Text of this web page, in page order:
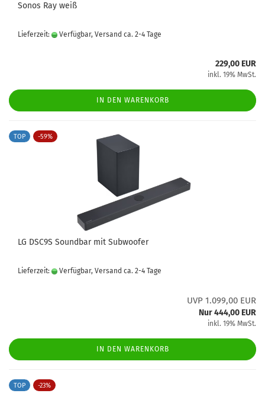
Sonos Ray weiß
Lieferzeit: Verfügbar, Versand ca. 2-4 Tage
229,00 EUR
inkl. 19% MwSt.
IN DEN WARENKORB
TOP -59%
LG DSC9S Soundbar mit Subwoofer
Lieferzeit: Verfügbar, Versand ca. 2-4 Tage
UVP 1.099,00 EUR
Nur 444,00 EUR
inkl. 19% MwSt.
IN DEN WARENKORB
TOP -23%